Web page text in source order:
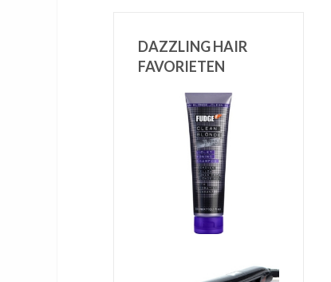
DAZZLING HAIR
FAVORIETEN